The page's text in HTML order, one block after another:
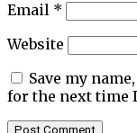
Email *
Website
Save my
for the next time